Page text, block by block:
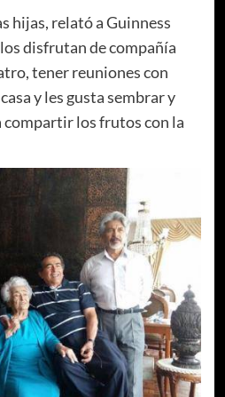
hijas, relató a Guinness
disfrutan de compañía
tener reuniones con
y les gusta sembrar y
compartir los frutos con la